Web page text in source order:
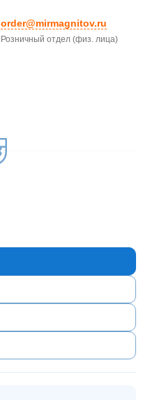
order@mirmagnitov.ru
Розничный отдел (физ. лица)